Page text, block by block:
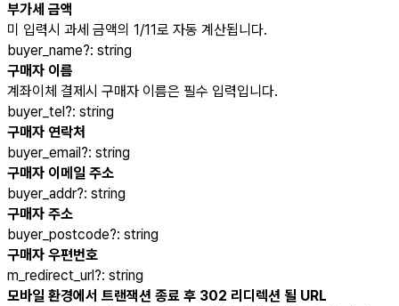
부가세 금액
미 입력시 과세 금액의 1/11로 자동 계산됩니다.
buyer_name?: string
구매자 이름
계좌이체 결제시 구매자 이름은 필수 입력입니다.
buyer_tel ?: string
구매자 연락처
buyer_email ?: string
구매자 이메일 주소
buyer_addr?: string
구매자 주소
buyer_postcode?: string
구매자 우편번호
m_redirect_url ?: string
모바일 환경에서 트랜잭션 종료 후 302 리디렉션 될 URL